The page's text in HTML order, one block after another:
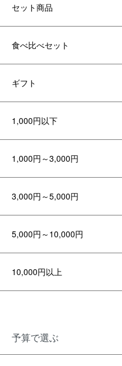
セット商品
食べ比べセット
ギフト
1,000円以下
1,000円～3,000円
3,000円～5,000円
5,000円～10,000円
10,000円以上
予算で選ぶ